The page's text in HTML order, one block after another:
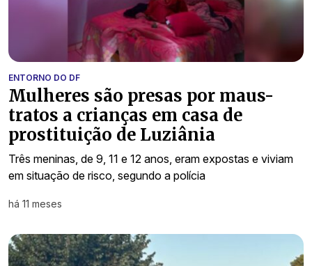
ENTORNO DO DF
Mulheres são presas por maus-
tratos a crianças em casa de
prostituição de Luziânia
Três meninas, de 9, 11 e 12 anos, eram expostas e viviam
em situação de risco, segundo a polícia
há 11 meses